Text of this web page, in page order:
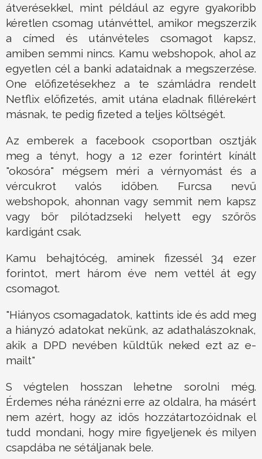
átverésekkel, mint például az egyre gyakoribb
kéretlen csomag utánvéttel, amikor megszerzik
a címed és utánvételes csomagot kapsz,
amiben semmi nincs. Kamu webshopok, ahol az
egyetlen cél a banki adataidnak a megszerzése.
One előfizetésekhez a te számládra rendelt
Netflix előfizetés, amit utána eladnak fillérekért
másnak, te pedig fizeted a teljes költségét.
Az emberek a facebook csoportban osztják
meg a tényt, hogy a 12 ezer forintért kínált
"okosóra" mégsem méri a vérnyomást és a
vércukrot valós időben. Furcsa nevű
webshopok, ahonnan vagy semmit nem kapsz
vagy bőr pilótadzseki helyett egy szőrös
kardigánt csak.
Kamu behajtócég, aminek fizessél 34 ezer
forintot, mert három éve nem vettél át egy
csomagot.
"Hiányos csomagadatok, kattints ide és add meg
a hiányzó adatokat nekünk, az adathalászoknak,
akik a DPD nevében küldtük neked ezt az e-
mailt"
S végtelen hosszan lehetne sorolni még.
Érdemes néha ránézni erre az oldalra, ha másért
nem azért, hogy az idős hozzátartozóidnak el
tudd mondani, hogy mire figyeljenek és milyen
csapdába ne sétáljanak bele.